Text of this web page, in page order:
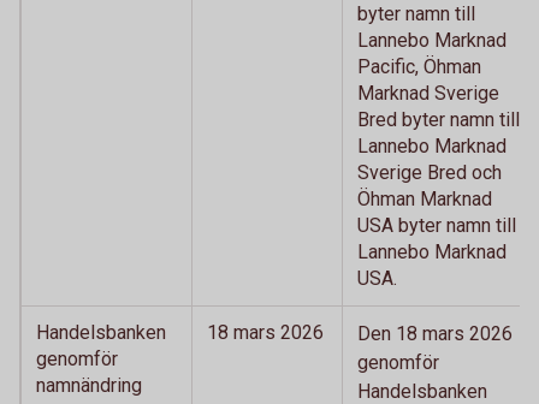
byter namn till
Lannebo Marknad
Pacific, Öhman
Marknad Sverige
Bred byter namn till
Lannebo Marknad
Sverige Bred och
Öhman Marknad
USA byter namn till
Lannebo Marknad
USA.
Handelsbanken
genomför
namnändring
18 mars 2026
Den 18 mars 2026
genomför
Handelsbanken